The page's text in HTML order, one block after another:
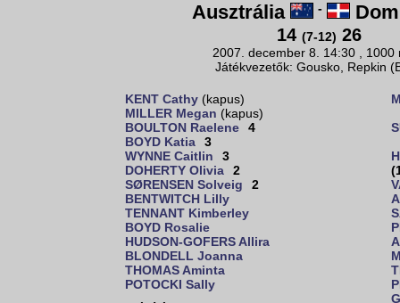
Ausztrália -
14 (7-12) 26
2007. december 8. 14:30 , 1000
Játékvezetők: Gousko, Repkin
KENT Cathy (kapus)
MILLER Megan (kapus)
BOULTON Raelene
4
BOYD Katia
3
WYNNE Caitlin
3
DOHERTY Olivia
2
SØRENSEN Solveig
2
BENTWITCH Lilly
TENNANT Kimberley
BOYD Rosalie
HUDSON-GOFERS Allira
BLONDELL Joanna
THOMAS Aminta
POTOCKI Sally